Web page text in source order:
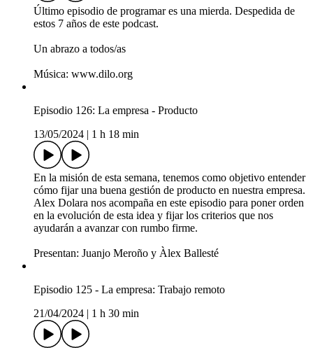
Último episodio de programar es una mierda. Despedida de
estos 7 años de este podcast.
Un abrazo a todos/as
Música: www.dilo.org
Episodio 126: La empresa - Producto
13/05/2024
1 h 18 min
En la misión de esta semana, tenemos como objetivo entender
cómo fijar una buena gestión de producto en nuestra empresa.
Alex Dolara nos acompaña en este episodio para poner orden
en la evolución de esta idea y fijar los criterios que nos
ayudarán a avanzar con rumbo firme.
Presentan: Juanjo Meroño y Àlex Ballesté
Episodio 125 - La empresa: Trabajo remoto
21/04/2024
1 h 30 min